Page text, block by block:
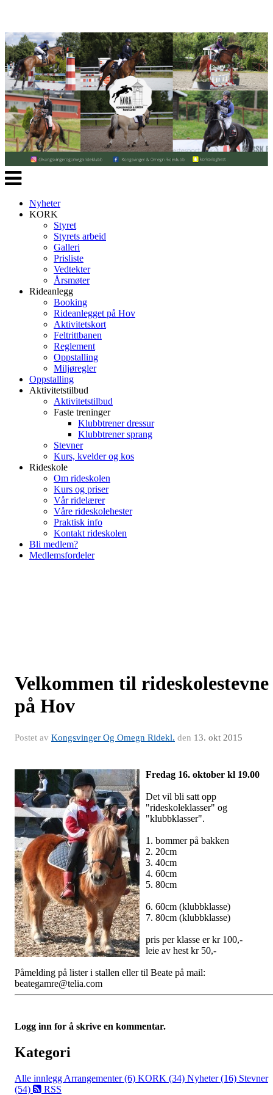
Veksle
navigasjon
Nyheter
KORK
Styret
Styrets arbeid
Galleri
Prisliste
Vedtekter
Årsmøter
Rideanlegg
Booking
Rideanlegget på Hov
Aktivitetskort
Feltrittbanen
Reglement
Oppstalling
Miljøregler
Oppstalling
Aktivitetstilbud
Aktivitetstilbud
Faste treninger
Klubbtrener dressur
Klubbtrener sprang
Stevner
Kurs, kvelder og kos
Rideskole
Om rideskolen
Kurs og priser
Vår ridelærer
Våre rideskolehester
Praktisk info
Kontakt rideskolen
Bli medlem?
Medlemsfordeler
Velkommen til rideskolestevne
på Hov
Postet av Kongsvinger Og Omegn Ridekl. den 13. okt 2015
Fredag 16. oktober kl 19.00
Det vil bli satt opp
"rideskoleklasser" og
"klubbklasser".
1. bommer på bakken
2. 20cm
3. 40cm
4. 60cm
5. 80cm
6. 60cm (klubbklasse)
7. 80cm (klubbklasse)
pris per klasse er kr 100,-
leie av hest kr 50,-
Påmelding på lister i stallen eller til Beate på mail:
beategamre@telia.com
Logg inn for å skrive en kommentar.
Kategori
Alle innlegg Arrangementer (6) KORK (34) Nyheter (16) Stevner
(54)
RSS